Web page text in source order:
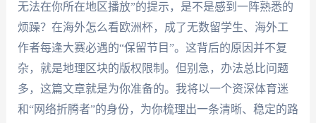
无法在你所在地区播放”的提示，是不是感到一阵熟悉的
烦躁？在海外怎么看欧洲杯，成了无数留学生、海外工
作者每逢大赛必遇的“保留节目”。这背后的原因并不复
杂，就是地理区块的版权限制。但别急，办法总比问题
多，这篇文章就是为你准备的。我将以一个资深体育迷
和“网络折腾者”的身份，为你梳理出一条清晰、稳定的路